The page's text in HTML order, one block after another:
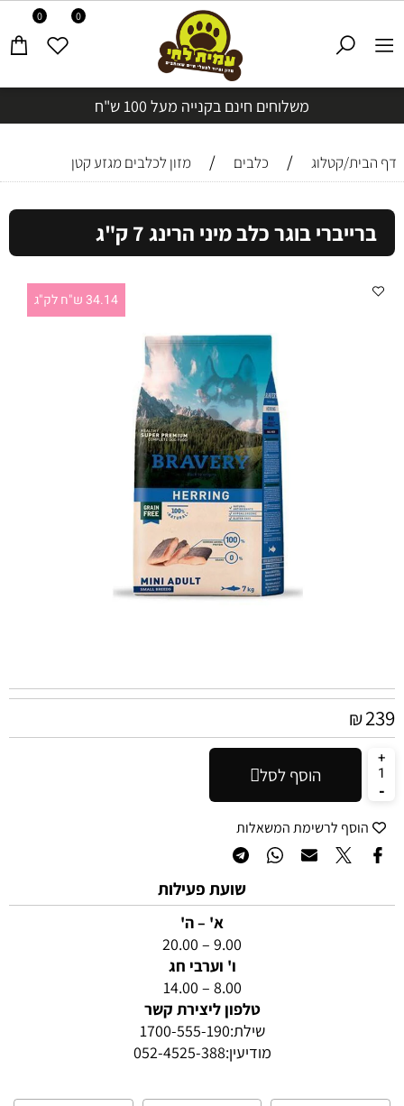
משלוחים חינם בקנייה מעל 100 ש"ח
0 0
דף הבית/קטלוג / כלבים / מזון לכלבים מגזע קטן
ברייברי בוגר כלב מיני הרינג 7 ק"ג
34.14 ש"ח לק"ג
₪239
הוסף לסל
הוסף לרשימת המשאלות
שועת פעילות
א' – ה'
9.00 – 20.00
ו' וערבי חג
8.00 – 14.00
טלפון ליצירת קשר
שילת:1700-555-190
מודיעין:052-4525-388